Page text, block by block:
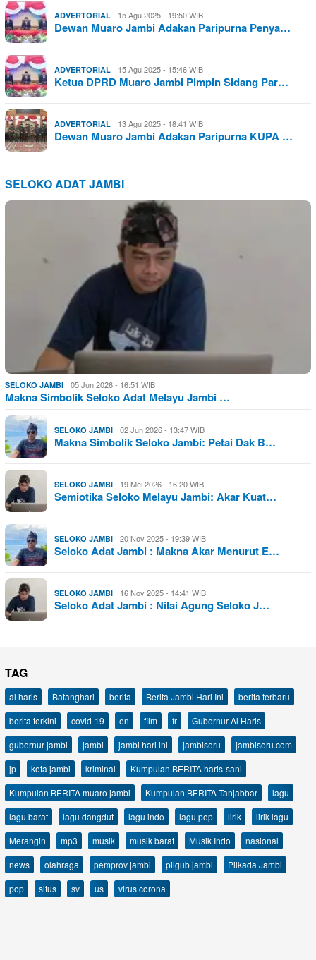
ADVERTORIAL 15 Agu 2025 - 19:50 WIB
Dewan Muaro Jambi Adakan Paripurna Penya…
ADVERTORIAL 15 Agu 2025 - 15:46 WIB
Ketua DPRD Muaro Jambi Pimpin Sidang Par…
ADVERTORIAL 13 Agu 2025 - 18:41 WIB
Dewan Muaro Jambi Adakan Paripurna KUPA …
SELOKO ADAT JAMBI
SELOKO JAMBI 05 Jun 2026 - 16:51 WIB
Makna Simbolik Seloko Adat Melayu Jambi …
SELOKO JAMBI 02 Jun 2026 - 13:47 WIB
Makna Simbolik Seloko Jambi: Petai Dak B…
SELOKO JAMBI 19 Mei 2026 - 16:20 WIB
Semiotika Seloko Melayu Jambi: Akar Kuat…
SELOKO JAMBI 20 Nov 2025 - 19:39 WIB
Seloko Adat Jambi : Makna Akar Menurut E…
SELOKO JAMBI 16 Nov 2025 - 14:41 WIB
Seloko Adat Jambi : Nilai Agung Seloko J…
TAG
al haris Batanghari berita Berita Jambi Hari Ini
berita terbaru
berita terkini
covid-19 en film fr
Gubernur Al Haris
gubernur jambi
jambi jambi hari ini jambiseru
jambiseru.com
jp
kota jambi kriminal
Kumpulan BERITA haris-sani
Kumpulan BERITA muaro jambi
Kumpulan BERITA Tanjabbar
lagu
lagu barat
lagu dangdut lagu indo lagu pop lirik
lirik lagu
Merangin
mp3 musik musik barat Musik Indo
nasional
news
olahraga pemprov jambi pilgub jambi
Pilkada Jambi
pop
situs sv us virus corona